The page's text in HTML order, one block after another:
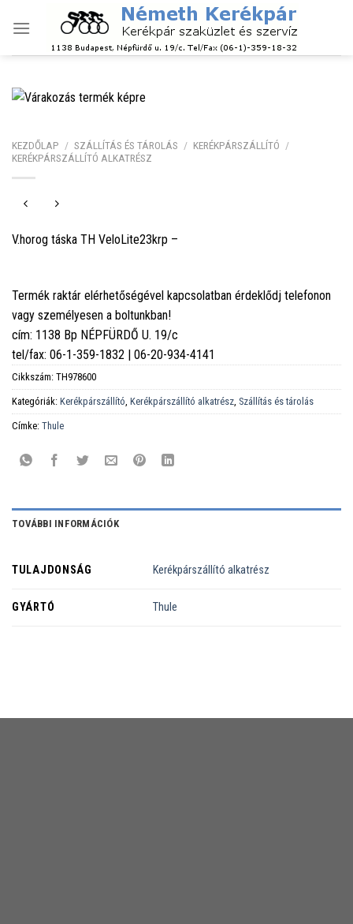
KEZDŐLAP / SZÁLLÍTÁS ÉS TÁROLÁS / KERÉKPÁRSZÁLLÍTÓ /
KERÉKPÁRSZÁLLÍTÓ ALKATRÉSZ
V.horog táska TH VeloLite23krp –
Termék raktár elérhetőségével kapcsolatban érdeklődj telefonon
vagy személyesen a boltunkban!
cím: 1138 Bp NÉPFÜRDŐ U. 19/c
tel/fax: 06-1-359-1832 | 06-20-934-4141
Cikkszám: TH978600
Kategóriák: Kerékpárszállító Kerékpárszállító alkatrész Szállítás és tárolás
Címke: Thule
TOVÁBBI INFORMÁCIÓK
TULAJDONSÁG Kerékpárszállító alkatrész
GYÁRTÓ Thule